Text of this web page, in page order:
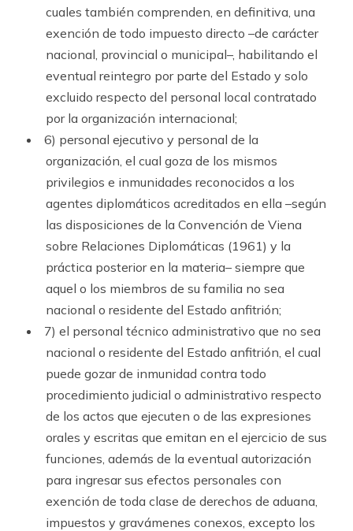
cuales también comprenden, en definitiva, una
exención de todo impuesto directo –de carácter
nacional, provincial o municipal–, habilitando el
eventual reintegro por par­te del Estado y solo
excluido respecto del personal local contratado
por la organización internacional;
6) personal ejecutivo y personal de la
organización, el cual goza de los mismos
privilegios e inmunidades reconocidos a los
agentes diplomáticos acreditados en ella –según
las disposiciones de la Convención de Viena
sobre Relaciones Diplomáticas (1961) y la
práctica posterior en la materia– siempre que
aquel o los miembros de su familia no sea
nacional o residente del Estado anfitrión;
7) el personal técnico administrativo que no sea
nacional o residente del Estado anfitrión, el cual
puede gozar de inmunidad contra todo
procedimiento judicial o administrativo respecto
de los actos que ejecuten o de las expresiones
orales y escritas que emitan en el ejercicio de sus
funciones, además de la eventual autorización
para ingresar sus efectos personales con
exención de toda clase de derechos de aduana,
impuestos y gravámenes conexos, excepto los